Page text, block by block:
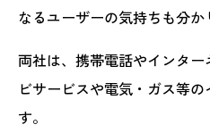
なるユーザーの気持ちも分か
両社は、携帯電話やインタ
ビサービスや電気・ガス等
す。